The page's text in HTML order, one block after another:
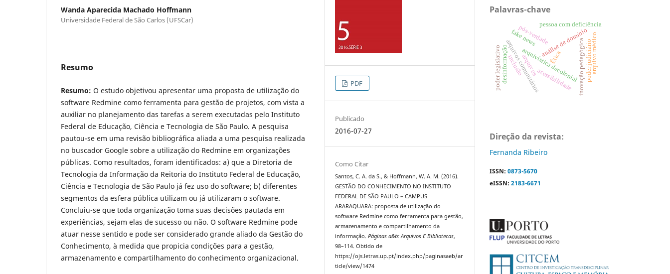
Wanda Aparecida Machado Hoffmann
Universidade Federal de São Carlos (UFSCar)
Resumo
Resumo: O estudo objetivou apresentar uma proposta de utilização do
software Redmine como ferramenta para gestão de projetos, com vista a
auxiliar no planejamento das tarefas a serem executadas pelo Instituto
Federal de Educação, Ciência e Tecnologia de São Paulo. A pesquisa
pautou-se em uma revisão bibliográfica aliada a uma pesquisa realizada
no buscador Google sobre a utilização do Redmine em organizações
públicas. Como resultados, foram identificados: a) que a Diretoria de
Tecnologia da Informação da Reitoria do Instituto Federal de Educação,
Ciência e Tecnologia de São Paulo já fez uso do software; b) diferentes
segmentos da esfera pública utilizam ou já utilizaram o software.
Concluiu-se que toda organização toma suas decisões pautada em
experiências, sejam elas de sucesso ou não. O software Redmine pode
atuar nesse sentido e pode ser considerado grande aliado da Gestão do
Conhecimento, à medida que propicia condições para a gestão,
armazenamento e compartilhamento do conhecimento organizacional.
PDF
Publicado
2016-07-27
Como Citar
Santos, C. A. da S., & Hoffmann, W. A. M. (2016).
GESTÃO DO CONHECIMENTO NO INSTITUTO
FEDERAL DE SÃO PAULO – CAMPUS
ARARAQUARA: proposta de utilização do
software Redmine como ferramenta para gestão,
armazenamento e compartilhamento da
informação.Páginas a&b: Arquivos E Bibliotecas,
98–114. Obtido de
https://ojs.letras.up.pt/index.php/paginasaeb/ar
ticle/view/1474
Palavras-chave
inovação pedagógica
análise de domínio
arquivística decolonial
arquivos comunitários
desinformação
fake news
pós-verdadepessoa com deficiência
poder judiciário
poder legislativo arquivo médico
arquivos
acessibilidade
inclusão Ética
Direção da revista:
Fernanda Ribeiro
ISSN: 0873-5670
eISSN: 2183-6671